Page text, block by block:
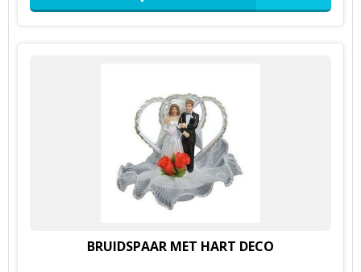
BRUIDSPAAR MET HART DECO